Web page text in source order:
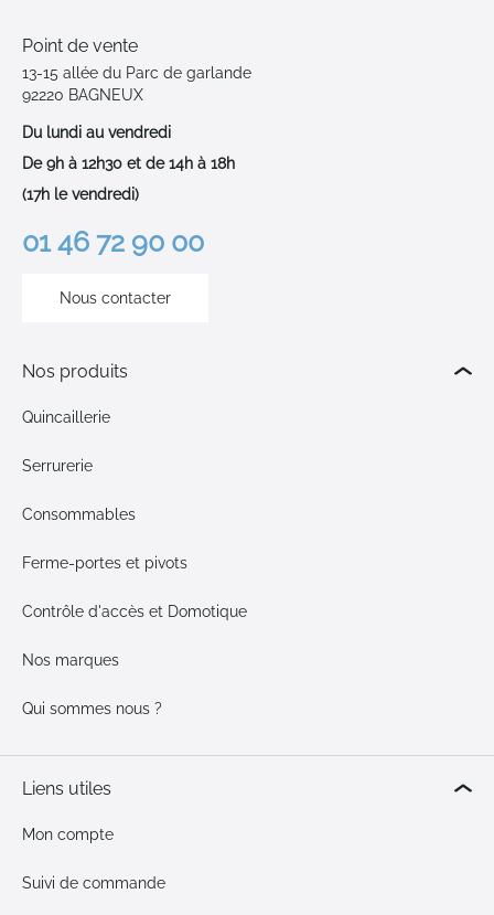
Point de vente
13-15 allée du Parc de garlande
92220 BAGNEUX
Du lundi au vendredi
De 9h à 12h30 et de 14h à 18h
(17h le vendredi)
01 46 72 90 00
Nous contacter
Nos produits
Quincaillerie
Serrurerie
Consommables
Ferme-portes et pivots
Contrôle d'accès et Domotique
Nos marques
Qui sommes nous ?
Liens utiles
Mon compte
Suivi de commande